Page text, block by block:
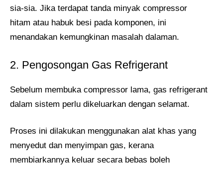
sia-sia. Jika terdapat tanda minyak compressor
hitam atau habuk besi pada komponen, ini
menandakan kemungkinan masalah dalaman​.
2. Pengosongan Gas Refrigerant
Sebelum membuka compressor lama, gas refrigerant
dalam sistem perlu dikeluarkan dengan selamat.
Proses ini dilakukan menggunakan alat khas yang
menyedut dan menyimpan gas, kerana
membiarkannya keluar secara bebas boleh